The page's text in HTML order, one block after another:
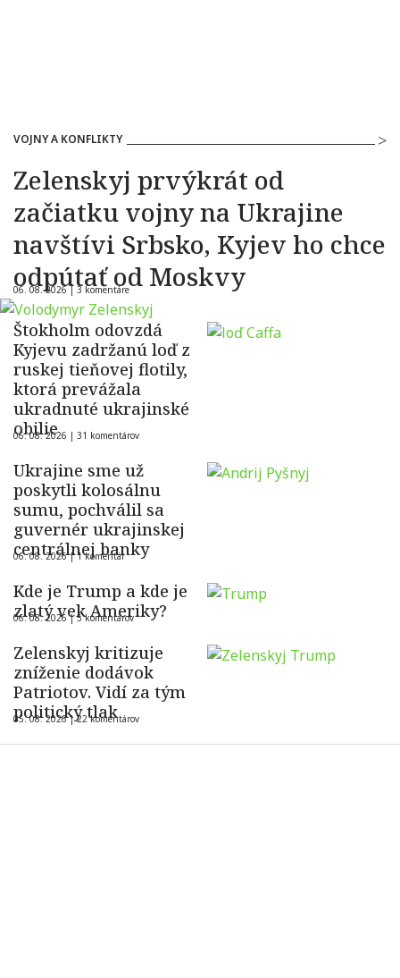
VOJNY A KONFLIKTY
Zelenskyj prvýkrát od
začiatku vojny na Ukrajine
navštívi Srbsko, Kyjev ho chce
odpútať od Moskvy
06. 08. 2026 | 3 komentáre
Štokholm odovzdá
Kyjevu zadržanú loď z
ruskej tieňovej flotily,
ktorá prevážala
ukradnuté ukrajinské
obilie
06. 08. 2026 | 31 komentárov
Ukrajine sme už
poskytli kolosálnu
sumu, pochválil sa
guvernér ukrajinskej
centrálnej banky
06. 08. 2026 |1 komentár
Kde je Trump a kde je
zlatý vek Ameriky?
06. 08. 2026 |5 komentárov
Zelenskyj kritizuje
zníženie dodávok
Patriotov. Vidí za tým
politický tlak
05. 08. 2026 |22 komentárov